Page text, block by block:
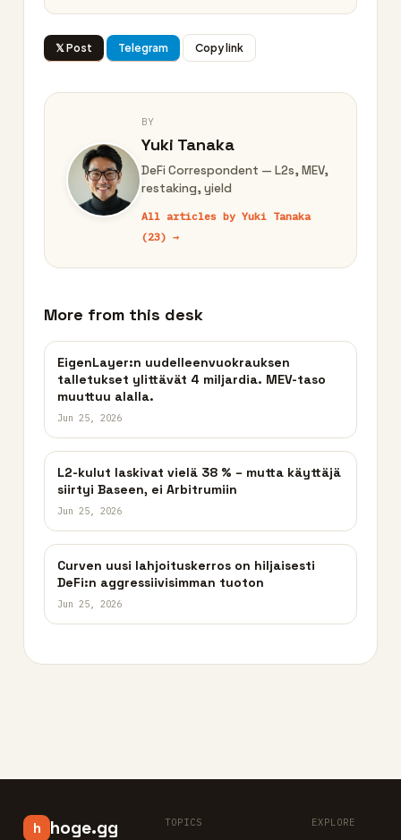
𝕏 Post Telegram Copy link
BY
Yuki Tanaka
DeFi Correspondent — L2s, MEV,
restaking, yield
All articles by Yuki Tanaka
(23) →
More from this desk
EigenLayer:n uudelleenvuokrauksen
talletukset ylittävät 4 miljardia. MEV-taso
muuttuu alalla.
Jun 25, 2026
L2-kulut laskivat vielä 38 % – mutta käyttäjä
siirtyi Baseen, ei Arbitrumiin
Jun 25, 2026
Curven uusi lahjoituskerros on hiljaisesti
DeFi:n aggressiivisimman tuoton
Jun 25, 2026
h hoge.gg TOPICS EXPLORE